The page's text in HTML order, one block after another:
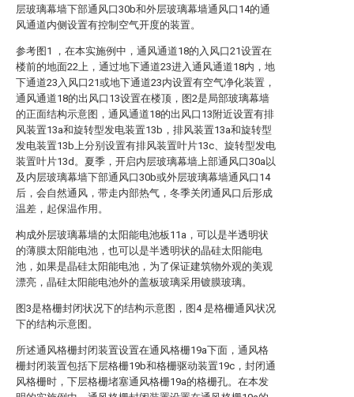
层玻璃幕墙下部通风口30b和外层玻璃幕墙通风口14的通
风通道内侧设置有控制空气开度的装置。
参考图1 ，在本实施例中，通风通道18的入风口21设置在
楼前的地面22上，通过地下通道23进入通风通道18内，地
下通道23入风口21或地下通道23内设置有空气净化装置，
通风通道18的出风口13设置在楼顶，图2是局部玻璃幕墙
的正面结构示意图，通风通道18的出风口13附近设置有排
风装置13a和旋转型发电装置13b，排风装置13a和旋转型
发电装置13b上分别设置有排风装置叶片13c、旋转型发电
装置叶片13d。夏季，开启内层玻璃幕墙上部通风口30a以
及内层玻璃幕墙下部通风口30b或外层玻璃幕墙通风口14
后，会自然通风，带走内部热气，冬季关闭通风口后形成
温差，起保温作用。
构成外层玻璃幕墙的太阳能电池板11a，可以是半透明状
的薄膜太阳能电池，也可以是半透明状的晶硅太阳能电
池，如果是晶硅太阳能电池，为了保证建筑物外观的美观
漂亮，晶硅太阳能电池外的盖板玻璃采用镀膜玻璃。
图3是格栅封闭状况下的结构示意图，图4 是格栅通风状况
下的结构示意图。
所述通风格栅封闭装置设置在通风格栅19a下面，通风格
栅封闭装置包括下层格栅19b和格栅驱动装置19c，封闭通
风格栅时，下层格栅堵塞通风格栅19a的格栅孔。在本发